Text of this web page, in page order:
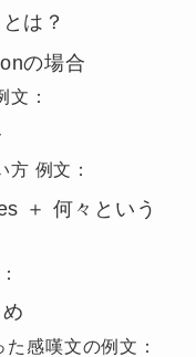
は？
の場合
：
例文：
＋ 何々という
感嘆文の例文：